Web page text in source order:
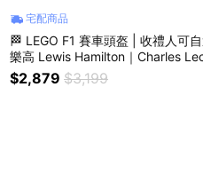
宅配商品
🏁 LEGO F1 賽車頭盔 | 收禮人可
樂高 Lewis Hamilton｜Charles Leclerc ｜Land
o Norris｜Oscar Piastri 頭盔
$2,879 $3,199